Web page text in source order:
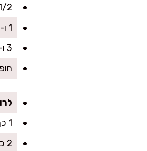
1/2 כפית פלפל
1 ו-1/2 כפיות מלח (או לפי הטעם)
3 ו-1/2 כוסות מים רותחים (בערך)
1 כף טחינה גולמית (מייצבת ומעמיקה טעם)
2 כפות מיץ לימון